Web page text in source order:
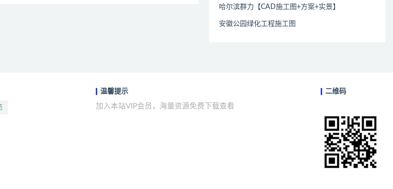
哈尔滨群力【CAD施工图+方案+实景】
安徽公园绿化工程施工图
温馨提示
加入本站VIP会员，海量资源免费下载查看
二维码